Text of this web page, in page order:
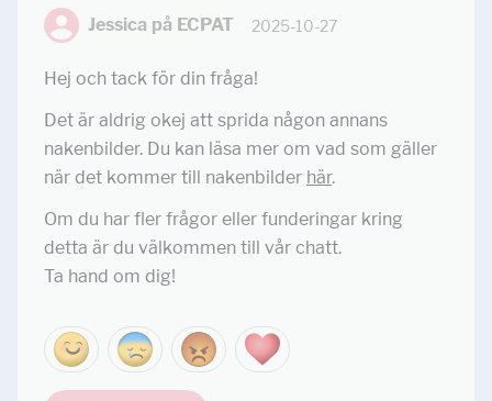
Jessica på ECPAT 2025-10-27
Hej och tack för din fråga!
Det är aldrig okej att sprida någon annans
nakenbilder. Du kan läsa mer om vad som gäller
när det kommer till nakenbilder här.
Om du har fler frågor eller funderingar kring
detta är du välkommen till vår chatt.
Ta hand om dig!